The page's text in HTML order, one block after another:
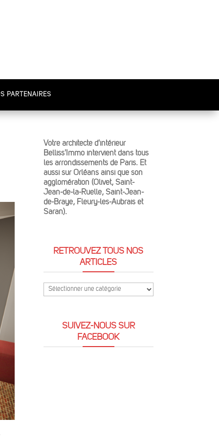
PARTENAIRES
Votre architecte d'intérieur
Belliss'Immo intervient dans tous
les arrondissements de Paris. Et
aussi sur Orléans ainsi que son
agglomération (Olivet, Saint-
Jean-de-la-Ruelle, Saint-Jean-
de-Braye, Fleury-les-Aubrais et
Saran).
RETROUVEZ TOUS NOS
ARTICLES
Retrouvez
SUIVEZ-NOUS SUR
FACEBOOK